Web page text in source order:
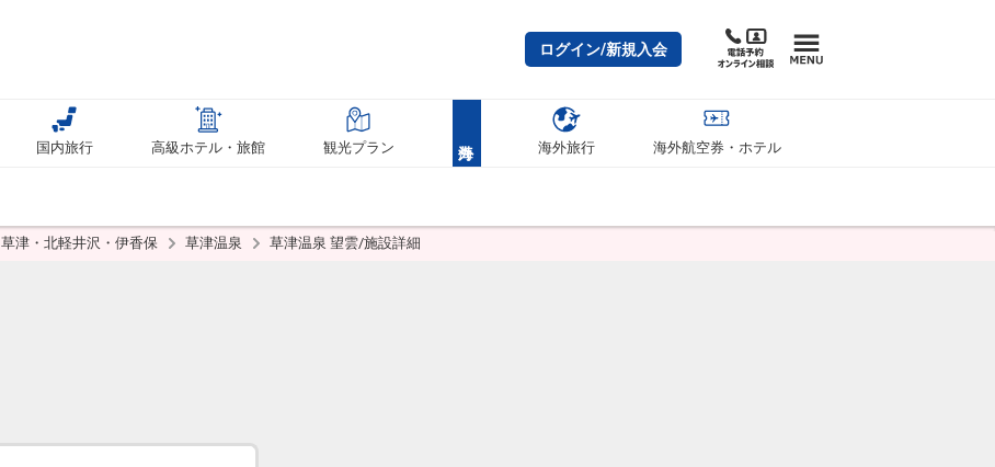
ログイン/新規入会
国内旅行 高級ホテル・旅館 観光プラン 海外旅行 海外航空券・ホテル
草津・北軽井沢・伊香保 草津温泉 草津温泉 望雲/施設詳細